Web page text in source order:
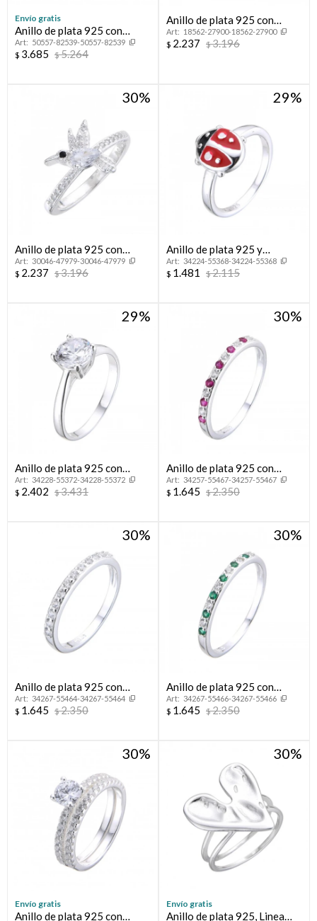
Envío gratis
Anillo de plata 925 con
circonias,CINTILLO.
50557-82539-50557-82539
$ 3.685 $5.264
Anillo de plata 925 con
circonias, CORONITA.
18562-27900-18562-27900
$ 2.237 $3.196
30
Anillo de plata 925 con
circonias, COLIBRI.
30046-47979-30046-47979
$ 2.237 $3.196
29
Anillo de plata 925 y
esmalte, MARIQUITA.
34224-55368-34224-55368
$ 1.481 $2.115
29
Anillo de plata 925 con
circonia, SOLITARIO.
34228-55372-34228-55372
$ 2.402 $3.431
30
Anillo de plata 925 con
circonias, MEDIO SIN FIN.
34257-55467-34257-55467
$ 1.645 $2.350
30
Anillo de plata 925 con
circonias, MEDIO SIN FiN.
34267-55464-34267-55464
$ 1.645 $2.350
30
Anillo de plata 925 con
circonias, MEDIO SIN FIN.
34267-55466-34267-55466
$ 1.645 $2.350
30
Envío gratis
Anillo de plata 925 con
30
Envío gratis
Anillo de plata 925, Linea